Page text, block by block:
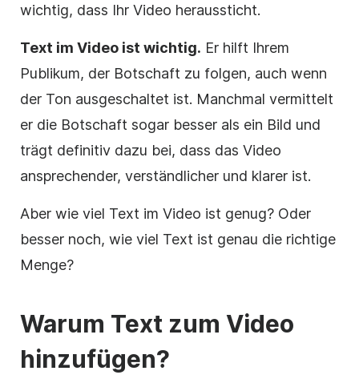
wichtig, dass Ihr Video heraussticht.
Text im Video ist wichtig. Er hilft Ihrem
Publikum, der Botschaft zu folgen, auch wenn
der Ton ausgeschaltet ist. Manchmal vermittelt
er die Botschaft sogar besser als ein Bild und
trägt definitiv dazu bei, dass das Video
ansprechender, verständlicher und klarer ist.
Aber wie viel Text im Video ist genug? Oder
besser noch, wie viel Text ist genau die richtige
Menge?
Warum Text zum Video
hinzufügen?